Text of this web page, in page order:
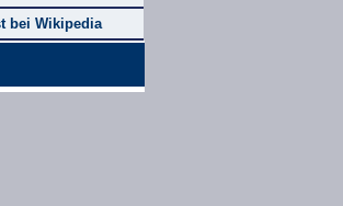
bei Wikipedia